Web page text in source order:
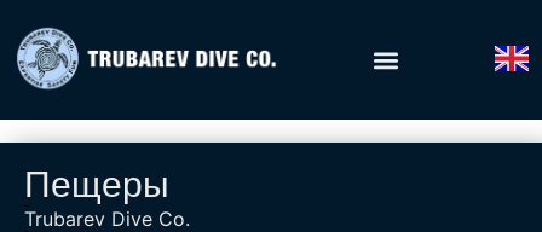
Пещеры
Trubarev Dive Co.